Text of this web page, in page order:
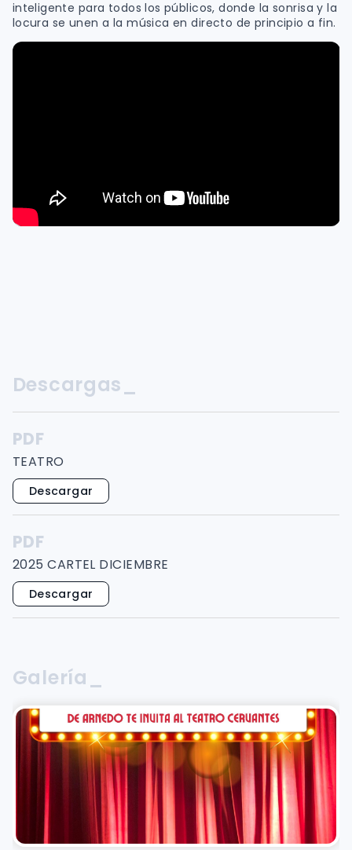
inteligente para todos los públicos, donde la sonrisa y la
locura se unen a la música en directo de principio a fin.
Descargas_
PDF
TEATRO
Descargar
PDF
2025 CARTEL DICIEMBRE
Descargar
Galería_